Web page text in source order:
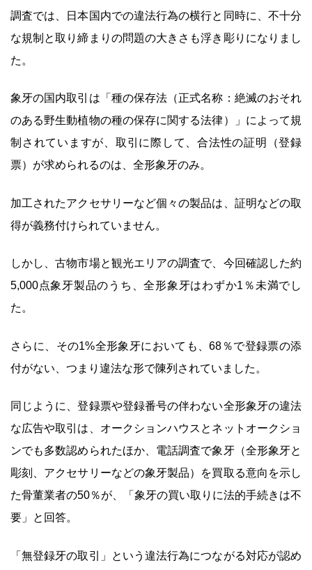
調査では、日本国内での違法行為の横行と同時に、不十分
な規制と取り締まりの問題の大きさも浮き彫りになりまし
た。
象牙の国内取引は「種の保存法（正式名称：絶滅のおそれ
のある野生動植物の種の保存に関する法律）」によって規
制されていますが、取引に際して、合法性の証明（登録
票）が求められるのは、全形象牙のみ。
加工されたアクセサリーなど個々の製品は、証明などの取
得が義務付けられていません。
しかし、古物市場と観光エリアの調査で、今回確認した約
5,000点象牙製品のうち、全形象牙はわずか1％未満でし
た。
さらに、その1%全形象牙においても、68％で登録票の添
付がない、つまり違法な形で陳列されていました。
同じように、登録票や登録番号の伴わない全形象牙の違法
な広告や取引は、オークションハウスとネットオークショ
ンでも多数認められたほか、電話調査で象牙（全形象牙と
彫刻、アクセサリーなどの象牙製品）を買取る意向を示し
た骨董業者の50％が、「象牙の買い取りに法的手続きは不
要」と回答。
「無登録牙の取引」という違法行為につながる対応が認め